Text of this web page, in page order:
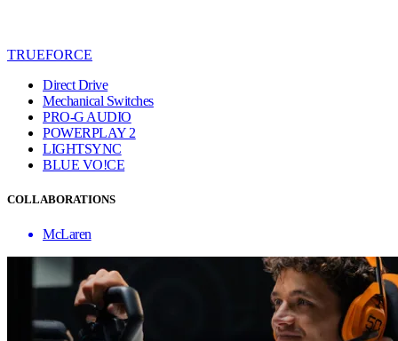
TRUEFORCE
Direct Drive
Mechanical Switches
PRO-G AUDIO
POWERPLAY 2
LIGHTSYNC
BLUE VO!CE
COLLABORATIONS
McLaren